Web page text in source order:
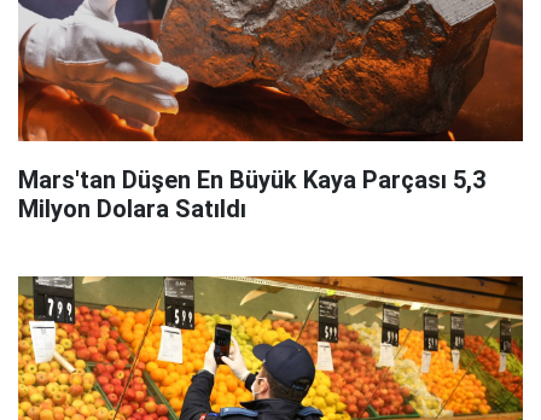
Mars'tan Düşen En Büyük Kaya Parçası 5,3
Milyon Dolara Satıldı